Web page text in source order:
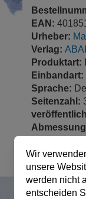
EAN:
Urheber:
Verlag:
Produktart:
Einbandart:
Sprache:
Seitenzahl:
Wir
unsere
werden nicht
entscheiden